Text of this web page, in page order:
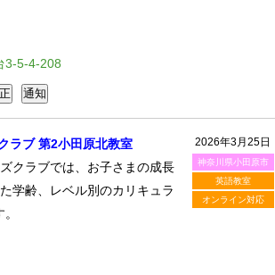
3-5-4-208
2026年3月25日
神奈川県小田原市
英語教室
オンライン対応
ラブ 第2小田原北教室
クラブでは、お子さまの成長
学齢、レベル別のカリキュラ